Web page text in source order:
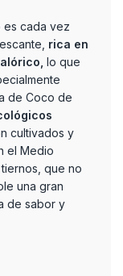
es cada vez
rica en
lo que
de Coco de
cultivados y
el Medio
que no
una gran
de sabor y